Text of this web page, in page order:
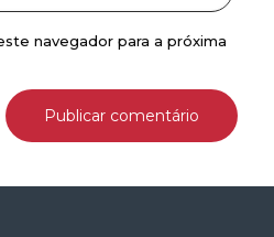
navegador para a próxima